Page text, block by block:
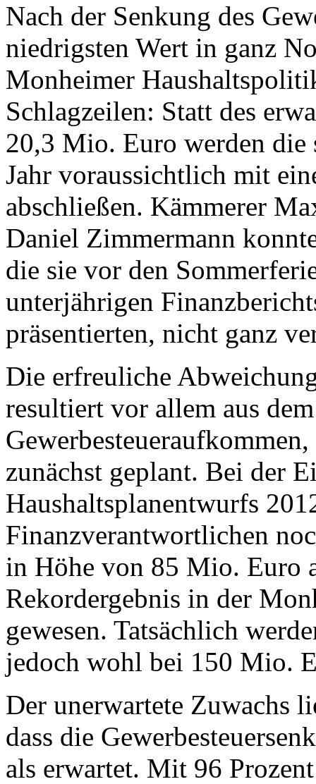
Nach der Senkung des
niedrigsten Wert in ganz
Monheimer
Schlagzeilen: Statt des
20,3 Mio. Euro werden die
Jahr voraussichtlich mit
abschließen. Kämmerer
Daniel Zimmermann
die sie vor den
unterjährigen
präsentierten, nicht ganz
Die erfreuliche
resultiert vor allem aus
zunächst geplant. Bei der
Haushaltsplanentwurfs
Finanzverantwortlichen
in Höhe von 85 Mio. Euro
Rekordergebnis in der
gewesen. Tatsächlich
jedoch wohl bei 150 Mio.
Der unerwartete Zuwachs
dass die
als erwartet. Mit 96